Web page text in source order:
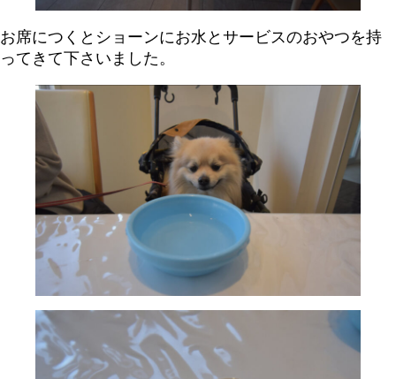
お席につくとショーンにお水とサービスのおやつを持
ってきて下さいました。